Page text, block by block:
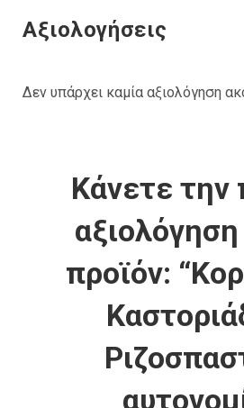
Αξιολογήσεις
Δεν υπάρχει καμία αξιολόγηση
Κάνετε
αξιολόγηση
προϊόν: